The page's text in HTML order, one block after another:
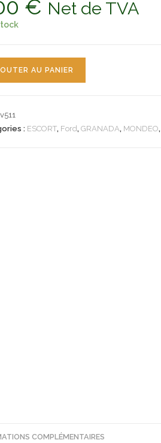
€ Net de TVA
AU PANIER
v511
: ESCORT, Ford, GRANADA, MONDEO,
COMPLÉMENTAIRES